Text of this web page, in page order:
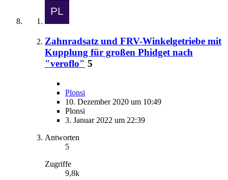
Zahnradsatz und FRV-Winkelgetriebe mit
Kupplung für großen Phidget nach
"veroflo" 5
Plonsi
10. Dezember 2020 um 10:49
Plonsi
3. Januar 2022 um 22:39
Antworten
5
Zugriffe
9,8k